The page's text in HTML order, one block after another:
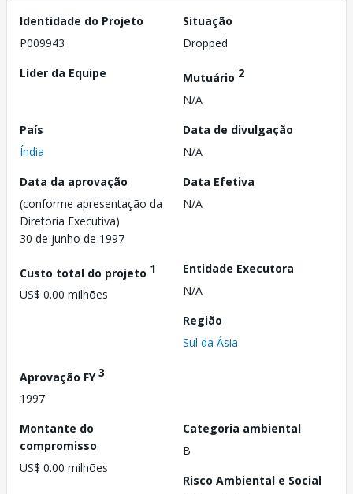
Identidade do Projeto
P009943
Situação
Dropped
Líder da Equipe
Mutuário 2
N/A
País
Índia
Data de divulgação
N/A
Data da aprovação
(conforme apresentação da
Diretoria Executiva)
30 de junho de 1997
Data Efetiva
N/A
Custo total do projeto 1
US$ 0.00 milhões
Entidade Executora
N/A
Região
Sul da Ásia
Aprovação FY3
1997
Montante do
compromisso
US$ 0.00 milhões
Categoria ambiental
B
Risco Ambiental e Social